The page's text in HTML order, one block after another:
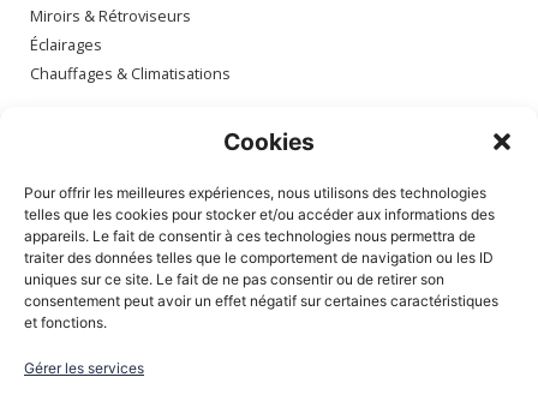
Cookies
Pour offrir les meilleures expériences, nous utilisons des technologies
telles que les cookies pour stocker et/ou accéder aux informations des
appareils. Le fait de consentir à ces technologies nous permettra de
traiter des données telles que le comportement de navigation ou les ID
uniques sur ce site. Le fait de ne pas consentir ou de retirer son
consentement peut avoir un effet négatif sur certaines caractéristiques
et fonctions.
Gérer les services
Miroirs & Rétroviseurs
Éclairages
Chauffages & Climatisations
Mon compte
Mes commandes
Mes adresses
Mon panier
Informations
À Propos de nous